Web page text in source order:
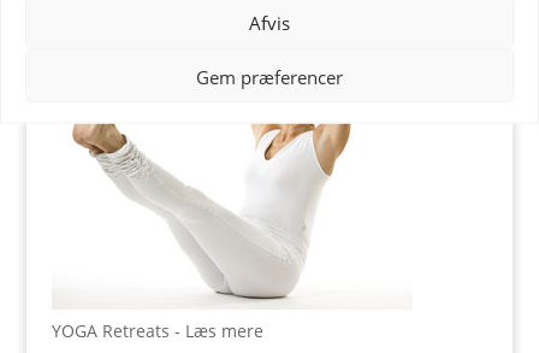
Afvis
Gem præferencer
YOGA Retreats - Læs mere